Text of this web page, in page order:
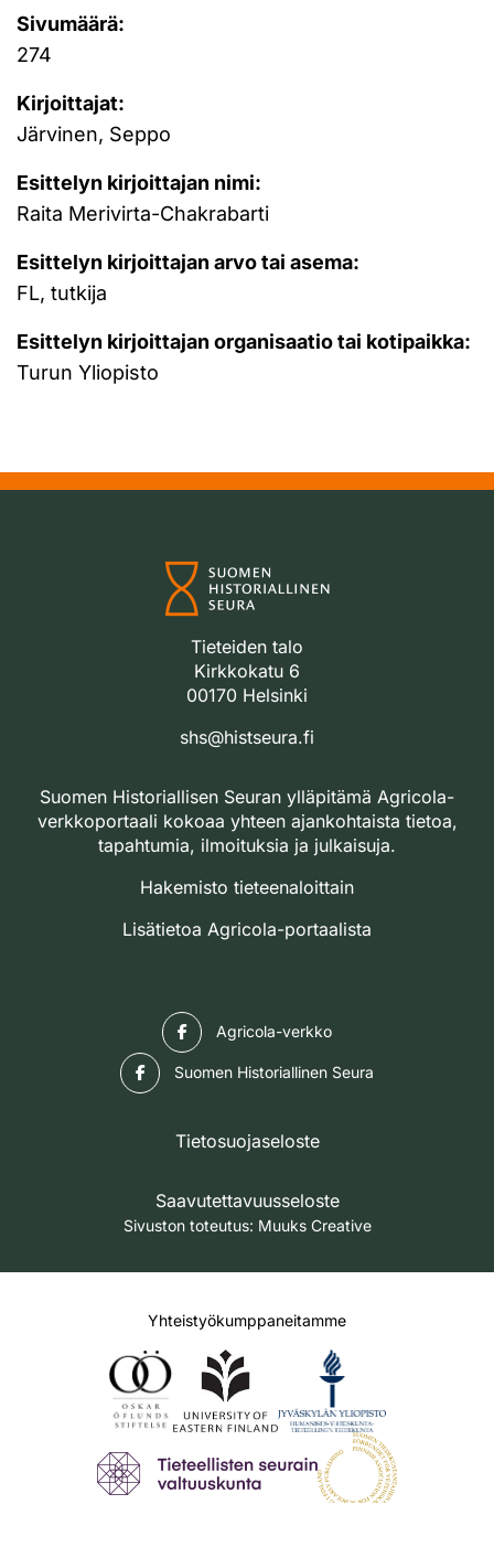
Sivumäärä:
274
Kirjoittajat:
Järvinen, Seppo
Esittelyn kirjoittajan nimi:
Raita Merivirta-Chakrabarti
Esittelyn kirjoittajan arvo tai asema:
FL, tutkija
Esittelyn kirjoittajan organisaatio tai kotipaikka:
Turun Yliopisto
Tieteiden talo
Kirkkokatu 6
00170 Helsinki
shs@histseura.fi
Suomen Historiallisen Seuran ylläpitämä Agricola-
verkkoportaali kokoaa yhteen ajankohtaista tietoa,
tapahtumia, ilmoituksia ja julkaisuja.
Hakemisto tieteenaloittain
Lisätietoa Agricola-portaalista
Agricola-verkko
Suomen Historiallinen Seura
Tietosuojaseloste
Saavutettavuusseloste
Sivuston toteutus: Muuks Creative
Yhteistyökumppaneitamme